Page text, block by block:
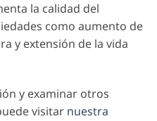
la calidad del
como aumento de
y extensión de la vida
y examinar otros
visitar nuestra